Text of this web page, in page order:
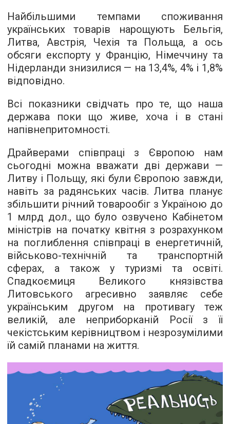
Найбільшими темпами споживання
українських товарів нарощують Бельгія,
Литва, Австрія, Чехія та Польща, а ось
обсяги експорту у Францію, Німеччину та
Нідерланди знизилися — на 13,4%, 4% і 1,8%
відповідно.
Всі показники свідчать про те, що наша
держава поки що живе, хоча і в стані
напівнепритомності.
Драйверами співпраці з Європою нам
сьогодні можна вважати дві держави —
Литву і Польщу, які були Європою завжди,
навіть за радянських часів. Литва планує
збільшити річний товарообіг з Україною до
1 млрд дол., що було озвучено Кабінетом
міністрів на початку квітня з розрахунком
на поглиблення співпраці в енергетичній,
військово-технічній та транспортній
сферах, а також у туризмі та освіті.
Спадкоємиця Великого князівства
Литовського агресивно заявляє себе
українським другом на противагу теж
великій, але неприборканій Росії з її
чекістським керівництвом і незрозумілими
їй самій планами на життя.